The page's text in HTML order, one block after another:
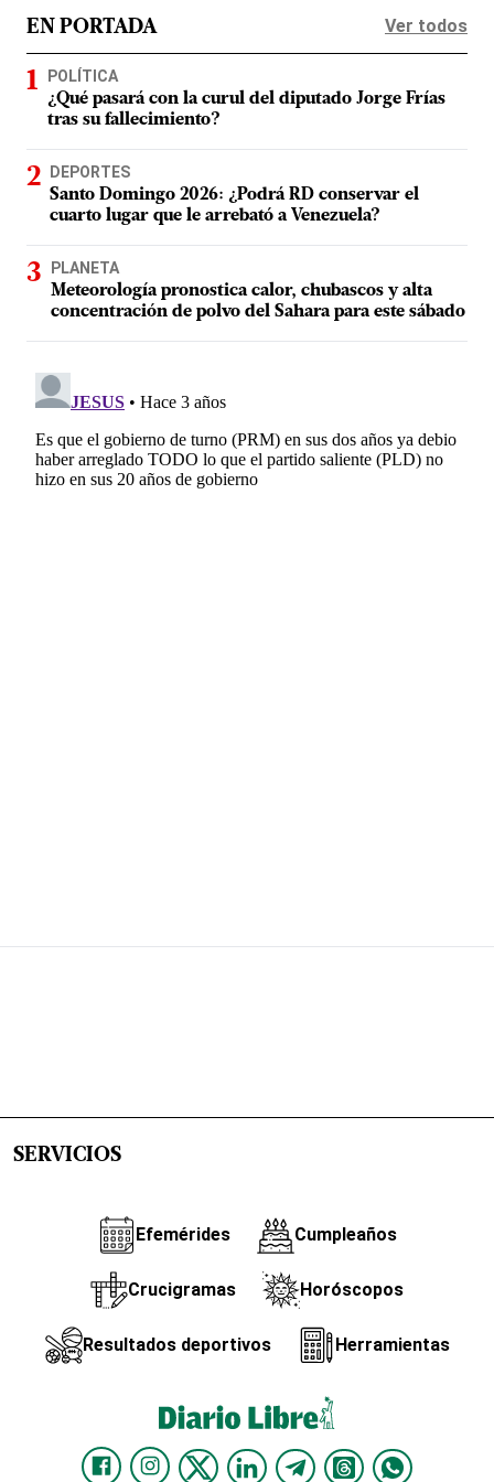
EN PORTADA Ver todos
POLÍTICA
¿Qué pasará con la curul del diputado Jorge Frías
tras su fallecimiento?
DEPORTES
Santo Domingo 2026: ¿Podrá RD conservar el
cuarto lugar que le arrebató a Venezuela?
PLANETA
Meteorología pronostica calor, chubascos y alta
concentración de polvo del Sahara para este sábado
SERVICIOS
Efemérides Cumpleaños
Crucigramas Horóscopos
Resultados deportivos Herramientas